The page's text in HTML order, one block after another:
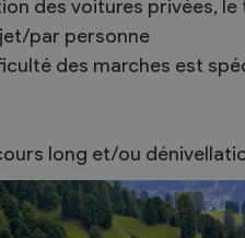
des voitures privées,
par personne
des marches est
long et/ou